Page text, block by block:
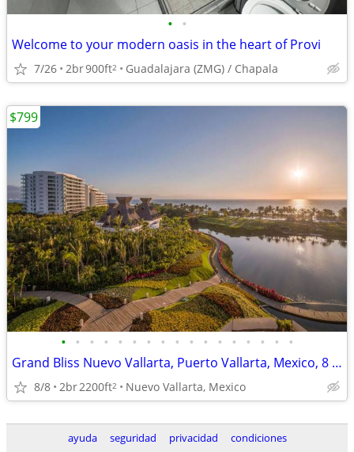
• •
Welcome to your modern oasis in the heart of Provi
7/26 2br900ft2 Guadalajara (ZMG) / Chapala
• • • • • • • • • • • • • • • • •
Grand Bliss Nuevo Vallarta, Puerto Vallarta, Mexico, 8 Days, 7 Nights
8/8 2br2200ft2 Nuevo Vallarta, Mexico
$799
ayuda seguridad privacidad condiciones